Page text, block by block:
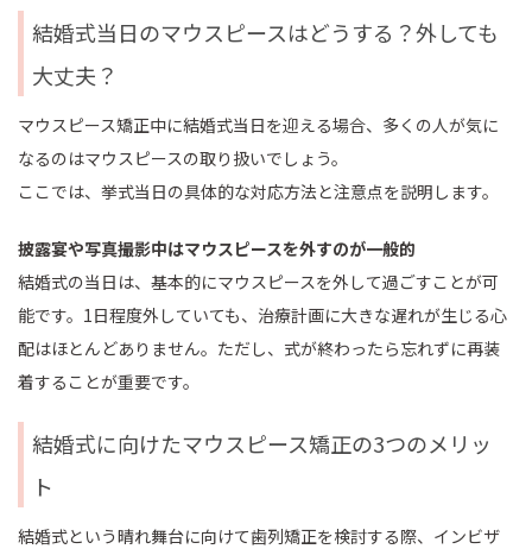
結婚式当日のマウスピースはどうする？外しても
大丈夫？
マウスピース矯正中に結婚式当日を迎える場合、多くの人が気に
なるのはマウスピースの取り扱いでしょう。
ここでは、挙式当日の具体的な対応方法と注意点を説明します。
披露宴や写真撮影中はマウスピースを外すのが一般的
結婚式の当日は、基本的にマウスピースを外して過ごすことが可
能です。1日程度外していても、治療計画に大きな遅れが生じる心
配はほとんどありません。ただし、式が終わったら忘れずに再装
着することが重要です。
結婚式に向けたマウスピース矯正の3つのメリッ
ト
結婚式という晴れ舞台に向けて歯列矯正を検討する際、インビザ